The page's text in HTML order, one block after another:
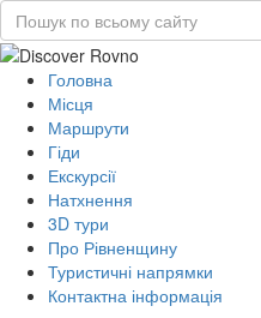
Головна
Місця
Маршрути
Гіди
Екскурсії
Натхнення
3D тури
Про Рівненщину
Туристичні напрямки
Контактна інформація